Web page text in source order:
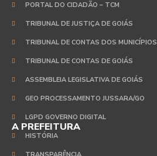
PORTAL DO CIDADÃO – TCM
TRIBUNAL DE JUSTIÇA DE GOIÁS
TRIBUNAL DE CONTAS DOS MUNICÍPIOS
TRIBUNAL DE CONTAS DE GOIÁS
ASSEMBLEIA LEGISLATIVA DE GOIÁS
GEO PROCESSAMENTO JUSSARA/GO
LGPD GOVERNO DIGITAL
A PREFEITURA
HISTÓRIA